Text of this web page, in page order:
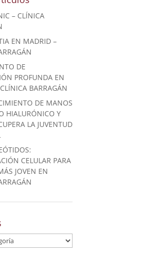
– CLÍNICA
EN MADRID –
DE
PROFUNDA EN
BARRAGÁN
DE MANOS
HIALURÓNICO Y
LA JUVENTUD
CELULAR PARA
JOVEN EN